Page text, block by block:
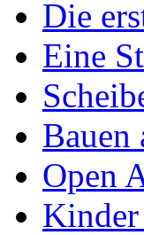
Die
Eine
Bauen
Open